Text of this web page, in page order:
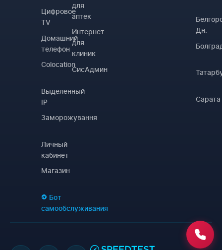
Цифровое
TV
Домашний
телефон
Colocation
Выделенный
IP
Заморожування
Личный
кабинет
Магазин
Бот
самообслуживания
для
аптек
Интернет
для
клиник
СисАдмин
Дн.
Сарата